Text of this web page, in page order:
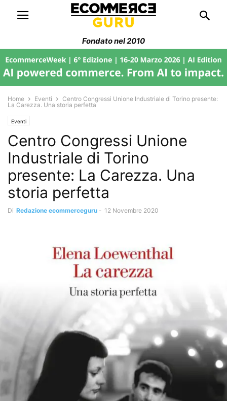
Fondato nel 2010
Home Eventi
Centro Congressi Unione Industriale di Torino presente:
La Carezza. Una storia perfetta
Eventi
Centro Congressi Unione
Industriale di Torino
presente: La Carezza. Una
storia perfetta
Di Redazione ecommerceguru - 12 Novembre 2020